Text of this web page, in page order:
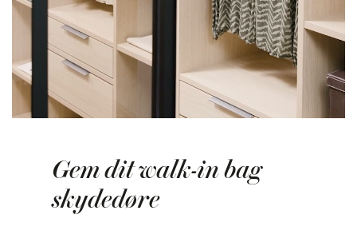
Gem dit walk-in bag
skydedøre